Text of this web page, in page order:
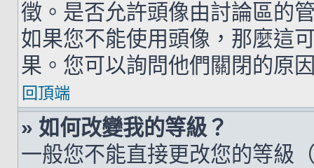
徵。是否允許頭像由討論區的
如果您不能使用頭像，那麼這
果。您可以詢問他們關閉的原
回頂端
» 如何改變我的等級？
一般您不能直接更改您的等級